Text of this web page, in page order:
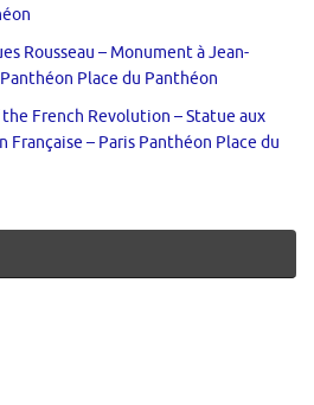
Rousseau – Monument à Jean-
Place du Panthéon
French Revolution – Statue aux
Française – Paris Panthéon Place du